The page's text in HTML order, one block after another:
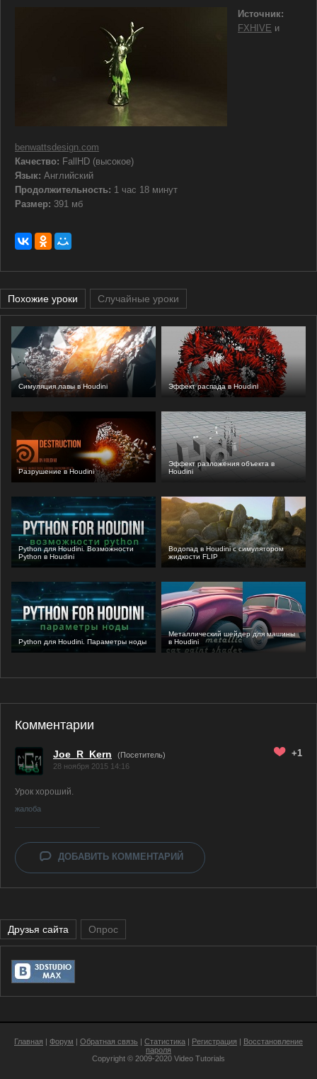
Источник:
FXHIVE и
benwattsdesign.com
Качество: FallHD (высокое)
Язык: Английский
Продолжительность: 1 час 18 минут
Размер: 391 мб
Похожие уроки Случайные уроки
Симуляция лавы в Houdini Эффект распада в Houdini
Разрушение в Houdini
Эффект разложения объекта в
Houdini
Python для Houdini. Возможности
Python в Houdini
Водопад в Houdini с симулятором
жидкости FLIP
Python для Houdini. Параметры ноды
Металлический шейдер для машины
в Houdini
Комментарии
Joe_R_Kern
(Посетитель)
28 ноября 2015 14:16
+1
Урок хороший.
жалоба
ДОБАВИТЬ КОММЕНТАРИЙ
Друзья сайта Опрос
Главная Форум Обратная связь Статистика Регистрация
Восстановление
пароля
Copyright © 2009-2020 Video Tutorials